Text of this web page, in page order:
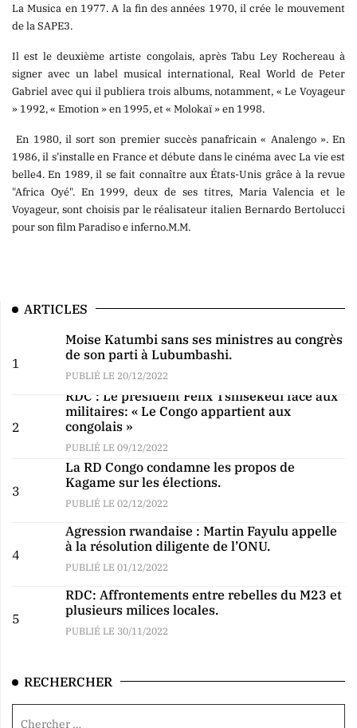
La Musica en 1977. A la fin des années 1970, il crée le mouvement
de la SAPE3.
Il est le deuxième artiste congolais, après Tabu Ley Rochereau à
signer avec un label musical international, Real World de Peter
Gabriel avec qui il publiera trois albums, notamment, « Le Voyageur
» 1992, « Emotion » en 1995, et « Molokaï » en 1998.
En 1980, il sort son premier succès panafricain « Analengo ». En
1986, il s’installe en France et débute dans le cinéma avec La vie est
belle4. En 1989, il se fait connaître aux États-Unis grâce à la revue
"Africa Oyé". En 1999, deux de ses titres, Maria Valencia et le
Voyageur, sont choisis par le réalisateur italien Bernardo Bertolucci
pour son film Paradiso e inferno.M.M.
ARTICLES
1
Moise Katumbi sans ses ministres au congrès
de son parti à Lubumbashi.
PUBLIÉ LE 20/12/2022
2
RDC : Le président Félix Tshisekedi face aux
militaires: « Le Congo appartient aux
congolais »
PUBLIÉ LE 09/12/2022
3
La RD Congo condamne les propos de
Kagame sur les élections.
PUBLIÉ LE 02/12/2022
4
Agression rwandaise : Martin Fayulu appelle
à la résolution diligente de l’ONU.
PUBLIÉ LE 01/12/2022
5
RDC: Affrontements entre rebelles du M23 et
plusieurs milices locales.
PUBLIÉ LE 30/11/2022
RECHERCHER